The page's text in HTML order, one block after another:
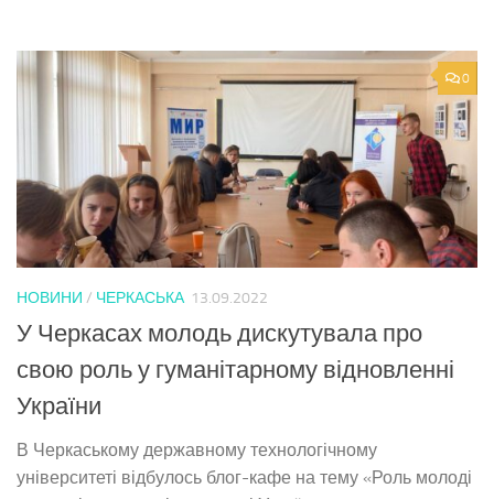
0
НОВИНИ / ЧЕРКАСЬКА 13.09.2022
У Черкасах молодь дискутувала про
свою роль у гуманітарному відновленні
України
В Черкаському державному технологічному
університеті відбулось блог-кафе на тему «Роль молоді